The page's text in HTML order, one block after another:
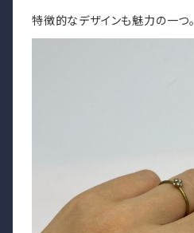
特徴的なデザインも魅力の一つ。